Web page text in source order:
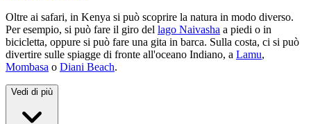
Oltre ai safari, in Kenya si può scoprire la natura in modo diverso.
Per esempio, si può fare il giro del lago Naivasha a piedi o in
bicicletta, oppure si può fare una gita in barca. Sulla costa, ci si può
divertire sulle spiagge di fronte all'oceano Indiano, a Lamu,
Mombasa o Diani Beach.
Vedi di più